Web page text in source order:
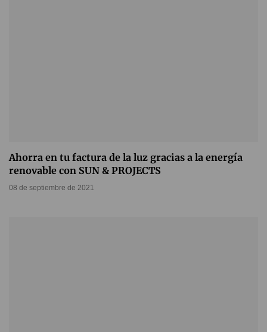
Ahorra en tu factura de la luz gracias a la energía
renovable con SUN & PROJECTS
08 de septiembre de 2021